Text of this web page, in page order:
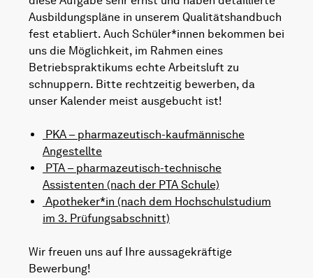
Ausbildungspläne in unserem Qualitätshandbuch
fest etabliert. Auch Schüler*innen bekommen bei
uns die Möglichkeit, im Rahmen eines
Betriebspraktikums echte Arbeitsluft zu
schnuppern. Bitte rechtzeitig bewerben, da
unser Kalender meist ausgebucht ist!
PKA – pharmazeutisch-kaufmännische
Angestellte
PTA – pharmazeutisch-technische
Assistenten (nach der PTA Schule)
Apotheker*in (nach dem Hochschulstudium
im 3. Prüfungsabschnitt)
Wir freuen uns auf Ihre aussagekräftige
Bewerbung!